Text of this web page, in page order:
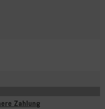
Zahlung